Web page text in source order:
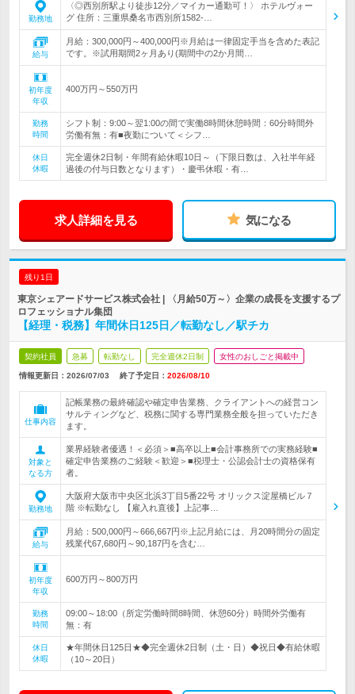
勤務地
〈◎西別所駅より徒歩12分／マイカー通勤可！〉 ホテルヴォー
グ 住所：三重県桑名市西別所1582-…
給与
月給：300,000円～400,000円※月給は一律固定手当を含めた表記
です。※試用期間2ヶ月あり(期間中の2か月間…
初年度
年収
400万円～550万円
勤務
時間
シフト制：9:00～翌1:00の間で実働8時間休憩時間：60分時間外
労働有無：有■夜勤について＜シフ…
休日
休暇
完全週休2日制・年間有給休暇10日～（下限日数は、入社半年経
過後の付与日数となります）・慶弔休暇・有…
求人詳細を見る 気になる
残り1日
東京シェアードサービス株式会社 | 〈月給50万～〉企業の成長を支援するプ
ロフェッショナル集団
【経理・税務】年間休日125日／転勤なし／駅チカ
契約社員 急募 転勤なし 完全週休2日制 女性のおしごと掲載中
情報更新日：2026/07/03 終了予定日： 2026/08/10
仕事内容
記帳業務の最終確認や確定申告業務、クライアントへの経営コン
サルティングなど、税務に関する専門業務全般を担っていただき
ます。
対象と
なる方
業界経験者優遇！＜必須＞■高卒以上■会計事務所での実務経験■
確定申告業務のご経験＜歓迎＞■税理士・公認会計士の資格保有
者。
勤務地
大阪府大阪市中央区北浜3丁目5番22号 オリックス淀屋橋ビル７
階 ※転勤なし 【雇入れ直後】上記事…
給与
月給：500,000円～666,667円※上記月給には、月20時間分の固定
残業代67,680円～90,187円を含む…
初年度
年収
600万円～800万円
勤務
時間
09:00～18:00（所定労働時間8時間、休憩60分）時間外労働有
無：有
休日
休暇
★年間休日125日★◆完全週休2日制（土・日）◆祝日◆有給休暇
（10～20日）